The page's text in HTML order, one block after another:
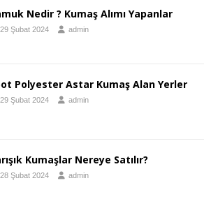
Nedir ? Kumaş Alımı Yapanlar
29 Şubat 2024 admin
Polyester Astar Kumaş Alan Yerler
29 Şubat 2024 admin
Kumaşlar Nereye Satılır?
28 Şubat 2024 admin